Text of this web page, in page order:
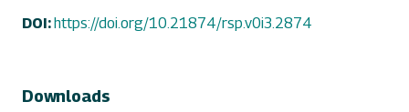
DOI:https://doi.org/10.21874/rsp.v0i3.2874
Downloads